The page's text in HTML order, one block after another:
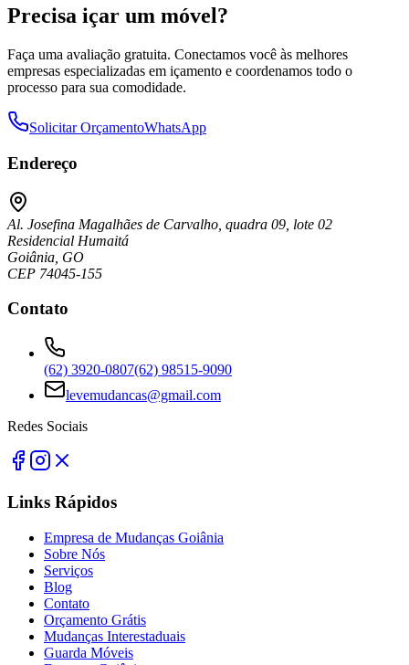
Precisa içar um móvel?
Faça uma avaliação gratuita. Conectamos você às melhores
empresas especializadas em içamento e coordenamos todo o
processo para sua comodidade.
Solicitar OrçamentoWhatsApp
Endereço
Al. Josefina Magalhães de Carvalho, quadra 09, lote 02
Residencial Humaitá
Goiânia, GO
CEP 74045-155
Contato
(62) 3920-0807(62) 98515-9090
levemudancas@gmail.com
Redes Sociais
Links Rápidos
Empresa de Mudanças Goiânia
Sobre Nós
Serviços
Blog
Contato
Orçamento Grátis
Mudanças Interestaduais
Guarda Móveis